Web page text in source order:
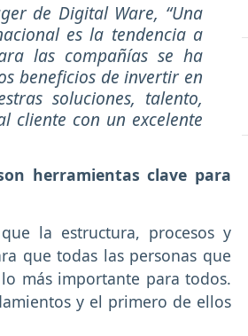
de Digital Ware, “Una
es la tendencia a
las compañías se ha
beneficios de invertir en
soluciones, talento,
cliente con un excelente
herramientas clave para
la estructura, procesos y
que todas las personas que
más importante para todos.
y el primero de ellos